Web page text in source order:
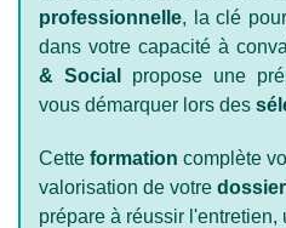
professionnelle, la clé pour
dans votre capacité à
& Social
propose une
vous démarquer lors des
Cette formation complète
valorisation de votre
prépare à réussir l'entretien,